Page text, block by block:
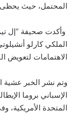
المحتمل، حيث يحظى
وأكدت صحيفة “إل
الملكي كارلو
الاهتمامات لتعويض
وتم نشر الخبر عشية
الإسباني بروما
المتحدة